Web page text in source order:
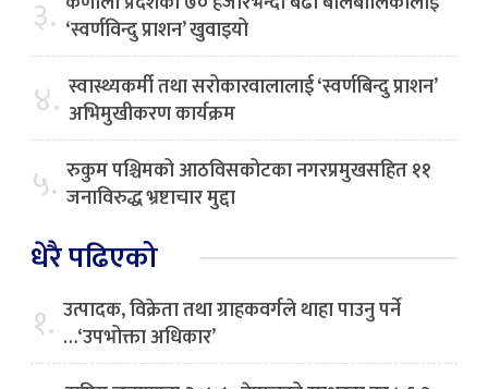
३. ‘स्वर्णविन्दु प्राशन’ खुवाइयो
४. स्वास्थ्यकर्मी तथा सरोकारवालालाई ‘स्वर्णबिन्दु प्राशन’
अभिमुखीकरण कार्यक्रम
५. रुकुम पश्चिमको आठविसकोटका नगरप्रमुखसहित ११
जनाविरुद्ध भ्रष्टाचार मुद्दा
धेरै पढिएको
१. उत्पादक, विक्रेता तथा ग्राहकवर्गले थाहा पाउनु पर्ने
…‘उपभोक्ता अधिकार’